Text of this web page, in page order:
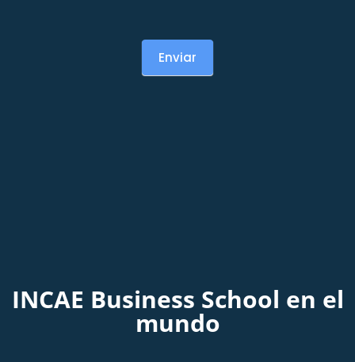
Enviar
INCAE Business School en el
mundo